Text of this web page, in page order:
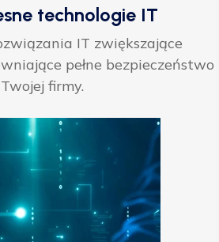
technologie IT
IT zwiększające
pełne bezpieczeństwo
Twojej firmy.